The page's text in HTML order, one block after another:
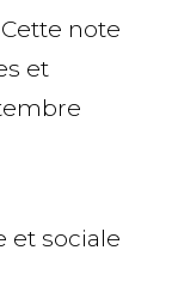
note
et
et sociale